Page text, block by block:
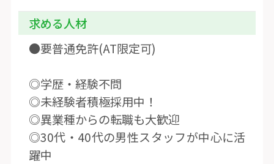
求める人材
●要普通免許(AT限定可)
◎学歴・経験不問
◎未経験者積極採用中！
◎異業種からの転職も大歓迎
◎30代・40代の男性スタッフが中心に活
躍中